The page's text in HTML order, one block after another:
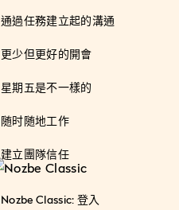
通過任務建立起的溝通
更少但更好的開會
星期五是不一樣的
随时随地工作
建立團隊信任
Nozbe Classic: 登入